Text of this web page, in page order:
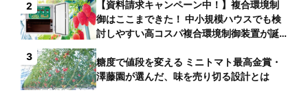
2
【資料請求キャンペーン中！】複合環境制
御はここまできた！ 中小規模ハウスでも検
討しやすい高コスパ複合環境制御装置が誕
3
糖度で値段を変える ミニトマト最高金賞・
澤藤園が選んだ、味を売り切る設計とは